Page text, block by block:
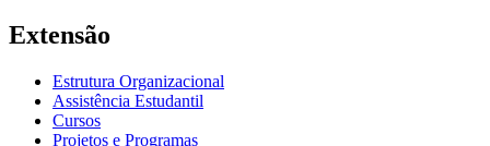
Extensão
Estrutura Organizacional
Assistência Estudantil
Cursos
Projetos e Programas